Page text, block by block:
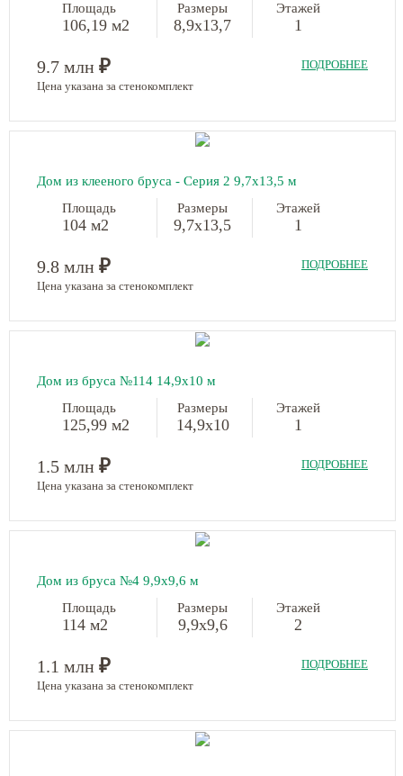
Площадь
106,19 м2
Размеры
8,9х13,7
Этажей
1
9.7 млн ₽
ПОДРОБНЕЕ
Цена указана за стенокомплект
Дом из клееного бруса - Серия 2 9,7х13,5 м
Площадь
104 м2
Размеры
9,7х13,5
Этажей
1
9.8 млн ₽
ПОДРОБНЕЕ
Цена указана за стенокомплект
Дом из бруса №114 14,9х10 м
Площадь
125,99 м2
Размеры
14,9х10
Этажей
1
1.5 млн ₽
ПОДРОБНЕЕ
Цена указана за стенокомплект
Дом из бруса №4 9,9х9,6 м
Площадь
114 м2
Размеры
9,9х9,6
Этажей
2
1.1 млн ₽
ПОДРОБНЕЕ
Цена указана за стенокомплект